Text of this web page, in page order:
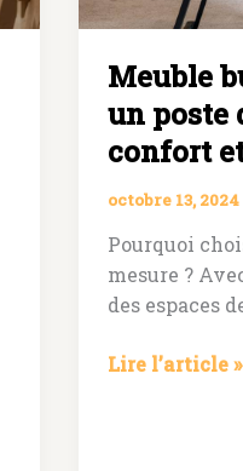
optimisé
Meuble
un
confort
octobre 13, 2024
Pourquoi
mesure ?
des espaces
Meuble
Lire l’article »